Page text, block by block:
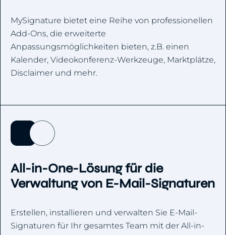
MySignature bietet eine Reihe von professionellen
Add-Ons, die erweiterte
Anpassungsmöglichkeiten bieten, z.B. einen
Kalender, Videokonferenz-Werkzeuge, Marktplätze,
Disclaimer und mehr.
All-in-One-Lösung für die
Verwaltung von E-Mail-Signaturen
Erstellen, installieren und verwalten Sie E-Mail-
Signaturen für Ihr gesamtes Team mit der All-in-